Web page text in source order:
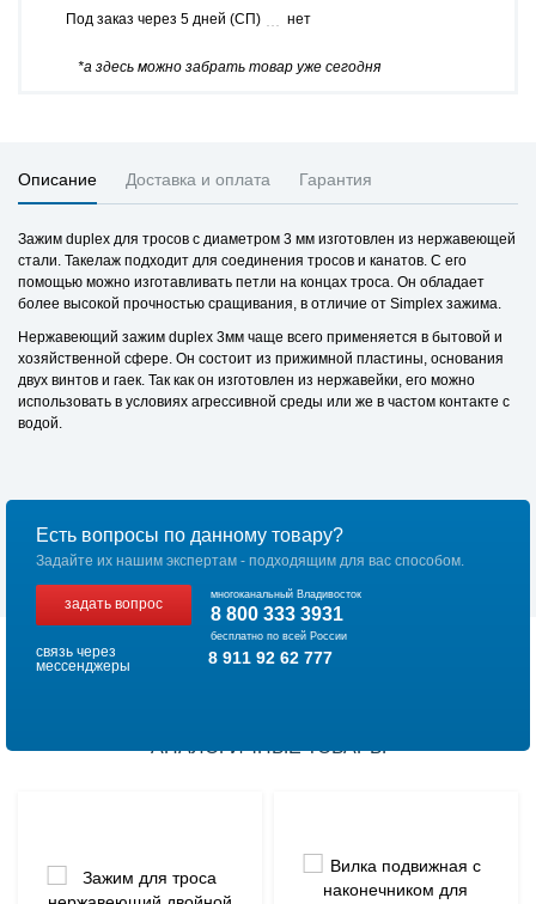
Под заказ через 5 дней (СП) нет
*а здесь можно забрать товар уже сегодня
Описание Доставка и оплата Гарантия
Зажим duplex для тросов с диаметром 3 мм изготовлен из нержавеющей
стали. Такелаж подходит для соединения тросов и канатов. С его
помощью можно изготавливать петли на концах троса. Он обладает
более высокой прочностью сращивания, в отличие от Simplex зажима.
Нержавеющий зажим duplex 3мм чаще всего применяется в бытовой и
хозяйственной сфере. Он состоит из прижимной пластины, основания
двух винтов и гаек. Так как он изготовлен из нержавейки, его можно
использовать в условиях агрессивной среды или же в частом контакте с
водой.
Есть вопросы по данному товару?
Задайте их нашим экспертам - подходящим для вас способом.
задать вопрос
многоканальный Владивосток
8 800 333 3931
бесплатно по всей России
связь через
мессенджеры
8 911 92 62 777
АНАЛОГИЧНЫЕ ТОВАРЫ